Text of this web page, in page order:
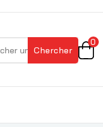
Chercher
0